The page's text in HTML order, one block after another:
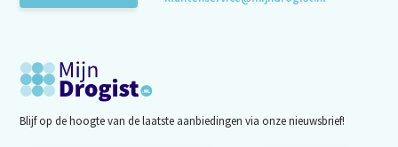
Blijf op de hoogte van de laatste aanbiedingen via onze nieuwsbrief!